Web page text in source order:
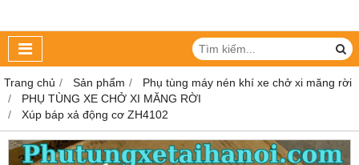
Trang chủ Sản phẩm
Phụ tùng máy nén khí xe chở xi măng rời
PHỤ TÙNG XE CHỞ XI MĂNG RỜI
Xúp báp xả động cơ ZH4102